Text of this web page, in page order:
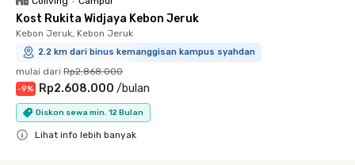
Kost Rukita Widjaya Kebon Jeruk
Kebon Jeruk, Kebon Jeruk
2.2 km dari binus kemanggisan kampus syahdan
mulai dari Rp2.868.000
-9% Rp2.608.000 /bulan
Diskon sewa min. 12 Bulan
Lihat info lebih banyak